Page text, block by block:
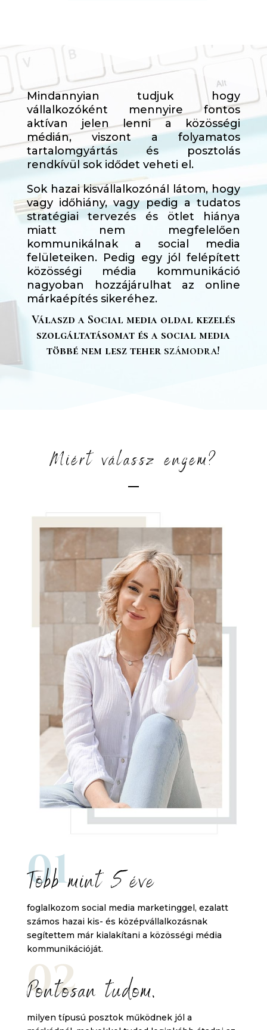
Mindannyian tudjuk hogy
vállalkozóként mennyire fontos
aktívan jelen lenni a közösségi
médián, viszont a folyamatos
tartalomgyártás és posztolás
rendkívül sok idődet veheti el .
Sok hazai kisvállalkozónál látom, hogy
vagy időhiány, vagy pedig a tudatos
stratégiai tervezés és ötlet hiánya
miatt nem megfelelően
kommunikálnak a social media
felületeiken. Pedig egy jól felépített
közösségi média kommunikáció
nagyoban hozzájárulhat az online
márkaépítés sikeréhez.
Válaszd a Social media oldal kezelés
szolgáltatásomat és a social media
többé nem lesz teher számodra!
Miért válassz engem?
01
Több mint 5éve
foglalkozom social media marketinggel, ezalatt
számos hazai kis- és középvállalkozásnak
segítettem már kialakítani a közösségi média
kommunikációját.
02
Pontosan tudom,
milyen típusú posztok működnek jól a